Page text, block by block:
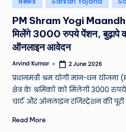
e
a
t
er
,
T
e
in
PM Shram Yogi
मिलेंगे 3000 रुपये पेंशन, बुढ़ापे
ऑनलाइन आवेदन
Posted
Arvind Kumar 2 June 2026
प्रधानमंत्री श्रम योगी मान-धन
क्षेत्र के श्रमिकों को मिलेगी 3000
चार्ट और ऑनलाइन रजिस्ट्रेशन की पूरी
Read More